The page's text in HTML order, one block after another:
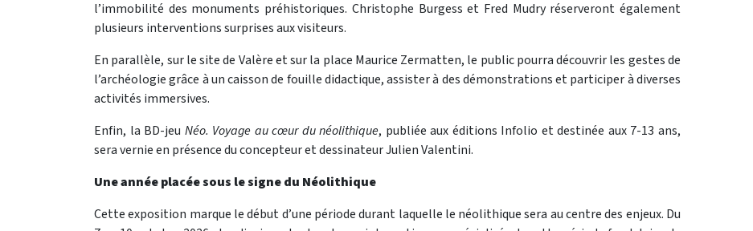
l’immobilité des monuments préhistoriques. Christophe Burgess et Fred Mudry réserveront également
plusieurs interventions surprises aux visiteurs.
En parallèle, sur le site de Valère et sur la place Maurice Zermatten, le public pourra découvrir les gestes de
l’archéologie grâce à un caisson de fouille didactique, assister à des démonstrations et participer à diverses
activités immersives.
Enfin, la BD-jeu Néo. Voyage au cœur du néolithique, publiée aux éditions Infolio et destinée aux 7-13 ans,
sera vernie en présence du concepteur et dessinateur Julien Valentini.
Une année placée sous le signe du Néolithique
Cette exposition marque le début d’une période durant laquelle le néolithique sera au centre des enjeux. Du